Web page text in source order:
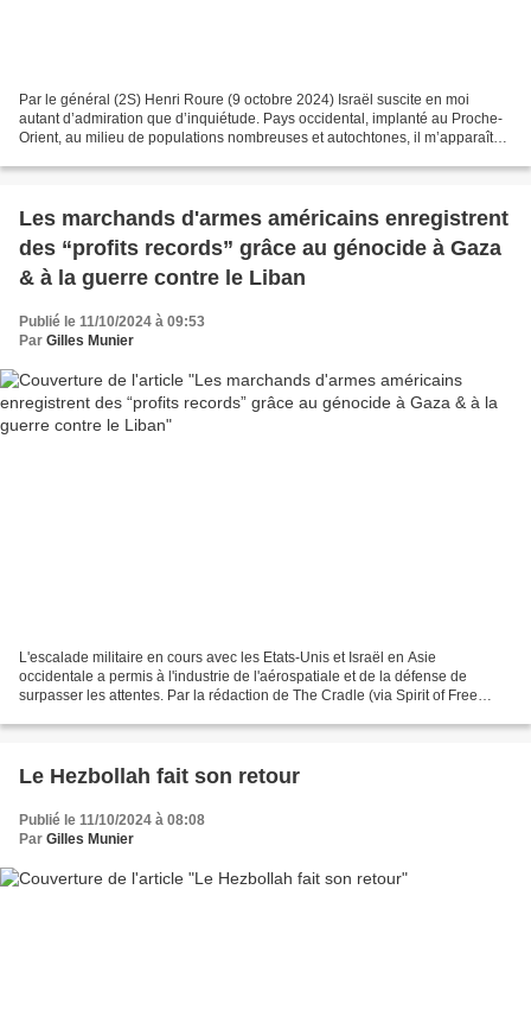
Par le général (2S) Henri Roure (9 octobre 2024) Israël suscite en moi
autant d’admiration que d’inquiétude. Pays occidental, implanté au Proche-
Orient, au milieu de populations nombreuses et autochtones, il m’apparaît
Les marchands d'armes américains enregistrent
des “profits records” grâce au génocide à Gaza
& à la guerre contre le Liban
Publié le 11/10/2024 à 09:53
Par Gilles Munier
L'escalade militaire en cours avec les Etats-Unis et Israël en Asie
occidentale a permis à l'industrie de l'aérospatiale et de la défense de
surpasser les attentes. Par la rédaction de The Cradle (via Spirit of Free
Le Hezbollah fait son retour
Publié le 11/10/2024 à 08:08
Par Gilles Munier